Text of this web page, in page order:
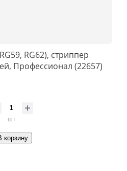
RG62), стриппер
Профессионал (22657)
шт
корзину